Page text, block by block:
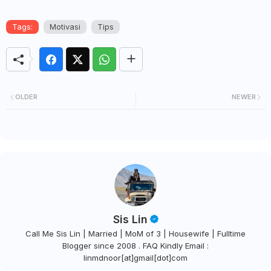
Tags: Motivasi Tips
NEWER
OLDER
Sis Lin
Call Me Sis Lin | Married | MoM of 3 | Housewife | Fulltime
Blogger since 2008 . FAQ Kindly Email :
linmdnoor[at]gmail[dot]com